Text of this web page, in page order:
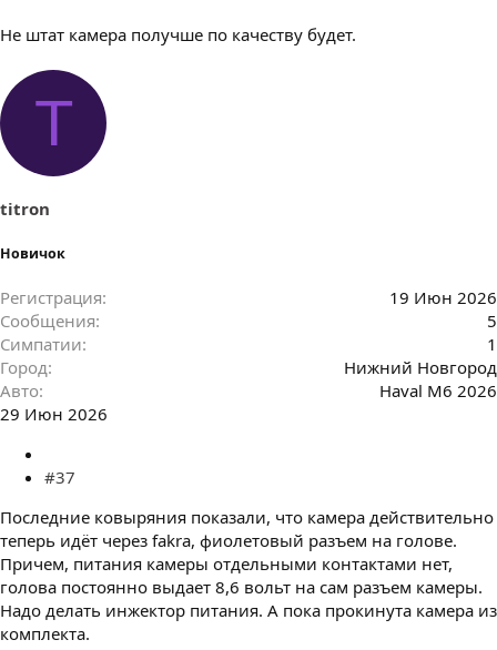
Не штат камера получше по качеству будет.
T
titron
Новичок
Регистрация
19 Июн 2026
Сообщения
5
Симпатии
1
Город
Нижний Новгород
Авто
Haval M6 2026
29 Июн 2026
#37
Последние ковыряния показали, что камера действительно
теперь идёт через fakra, фиолетовый разъем на голове.
Причем, питания камеры отдельными контактами нет,
голова постоянно выдает 8,6 вольт на сам разъем камеры.
Надо делать инжектор питания. А пока прокинута камера из
комплекта.